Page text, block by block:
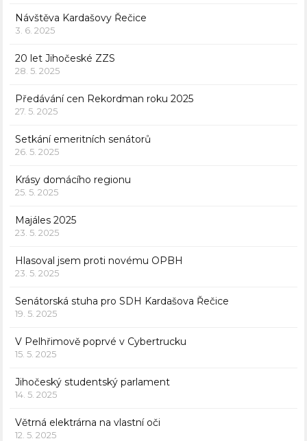
Návštěva Kardašovy Řečice
3. 6. 2025
20 let Jihočeské ZZS
28. 5. 2025
Předávání cen Rekordman roku 2025
27. 5. 2025
Setkání emeritních senátorů
26. 5. 2025
Krásy domácího regionu
25. 5. 2025
Majáles 2025
23. 5. 2025
Hlasoval jsem proti novému OPBH
23. 5. 2025
Senátorská stuha pro SDH Kardašova Řečice
19. 5. 2025
V Pelhřimově poprvé v Cybertrucku
15. 5. 2025
Jihočeský studentský parlament
14. 5. 2025
Větrná elektrárna na vlastní oči
12. 5. 2025